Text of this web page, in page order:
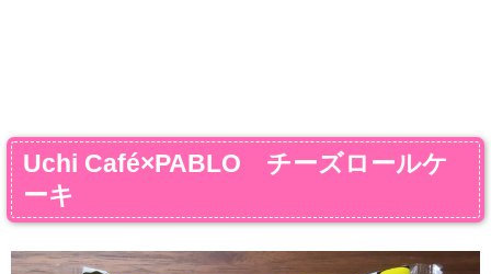
Uchi Café×PABLO チーズロールケ
ーキ